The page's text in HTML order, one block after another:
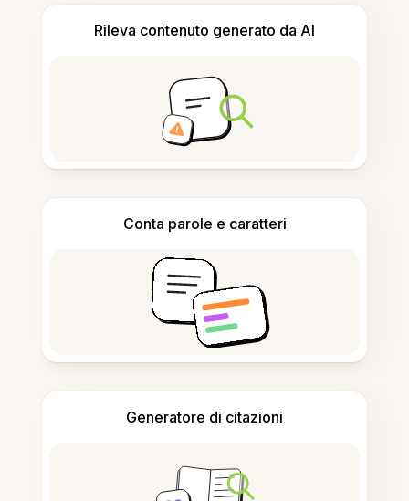
Rileva contenuto generato da AI
Conta parole e caratteri
Generatore di citazioni